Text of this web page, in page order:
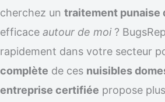
cherchez un traitement punaise
efficace autour de moi?
rapidement dans votre secteur
complète de ces nuisibles
entreprise certifiée propose